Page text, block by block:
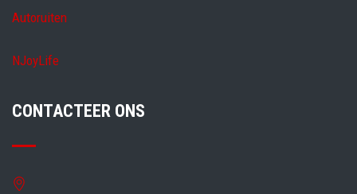
Autoruiten
NJoyLife
CONTACTEER ONS